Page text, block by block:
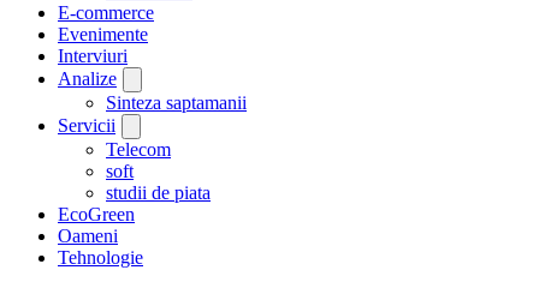
E-commerce
Evenimente
Interviuri
Analize
Sinteza saptamanii
Servicii
Telecom
soft
studii de piata
EcoGreen
Oameni
Tehnologie